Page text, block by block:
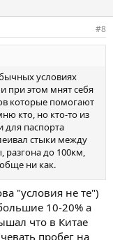
#8
условиях
при этом мнят себя
которые помогают
кто, но кто-то из
для паспорта
стыки между
до 100км,
ни как.
вкатиться в
Все жидкости
в начале движения
и заявить что
что машины
"условия не те")
10-20% а
что в Китае
пробег на